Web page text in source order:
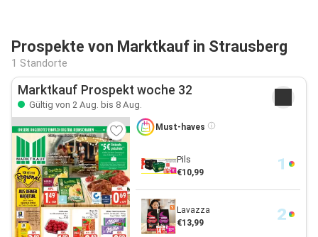
Prospekte von Marktkauf in Strausberg
1 Standorte
Marktkauf Prospekt woche 32
Gültig von 2 Aug. bis 8 Aug.
Must-haves
Pils
€10,99
Lavazza
€13,99